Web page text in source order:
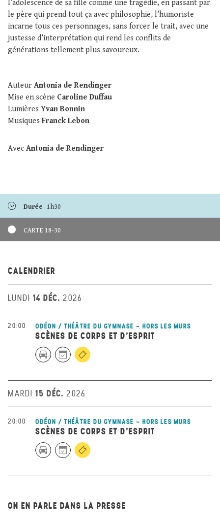
l’adolescence de sa fille comme une tragédie, en passant par
le père qui prend tout ça avec philosophie, l’humoriste
incarne tous ces personnages, sans forcer le trait, avec une
justesse d’interprétation qui rend les conflits de
générations tellement plus savoureux.
Auteur Antonia de Rendinger
Mise en scène Caroline Duffau
Lumières Yvan Bonnin
Musiques Franck Lebon
Avec Antonia de Rendinger
Durée 1h30
CARTE 18-30
CALENDRIER
LUNDI 14 DÉC. 2026
20:00 ODÉON / THÉÂTRE DU GYMNASE - HORS LES MURS
SCÈNES DE CORPS ET D’ESPRIT
MARDI 15 DÉC. 2026
20:00 ODÉON / THÉÂTRE DU GYMNASE - HORS LES MURS
SCÈNES DE CORPS ET D’ESPRIT
ON EN PARLE DANS LA PRESSE